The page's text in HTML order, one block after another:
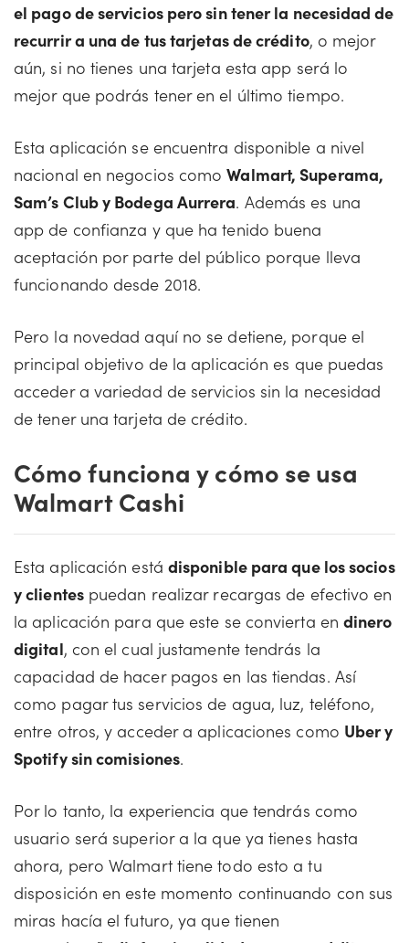
el pago de servicios pero sin tener la necesidad de
recurrir a una de tus tarjetas de crédito, o mejor
aún, si no tienes una tarjeta esta app será lo
mejor que podrás tener en el último tiempo.
Esta aplicación se encuentra disponible a nivel
nacional en negocios comoWalmart, Superama,
Sam’s Club y Bodega Aurrera. Además es una
app de confianza y que ha tenido buena
aceptación por parte del público porque lleva
funcionando desde 2018.
Pero la novedad aquí no se detiene, porque el
principal objetivo de la aplicación es que puedas
acceder a variedad de servicios sin la necesidad
de tener una tarjeta de crédito.
Cómo funciona y cómo se usa
Walmart Cashi
Esta aplicación está disponible para que los socios
y clientespuedan realizar recargas de efectivo en
la aplicación para que este se convierta en dinero
digital, con el cual justamente tendrás la
capacidad de hacer pagos en las tiendas. Así
como pagar tus servicios de agua, luz, teléfono,
entre otros, y acceder a aplicaciones como Uber y
Spotify sin comisiones.
Por lo tanto, la experiencia que tendrás como
usuario será superior a la que ya tienes hasta
ahora, pero Walmart tiene todo esto a tu
disposición en este momento continuando con sus
miras hacía el futuro, ya que tienen